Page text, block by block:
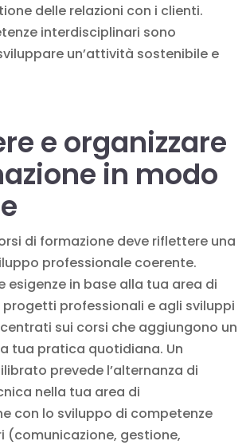
delle relazioni con i clienti.
interdisciplinari sono
un’attività sostenibile e
e organizzare
in modo
di formazione deve riflettere una
professionale coerente.
esigenze in base alla tua area di
professionali e agli sviluppi
sui corsi che aggiungono un
tua pratica quotidiana. Un
prevede l’alternanza di
nella tua area di
con lo sviluppo di competenze
(comunicazione, gestione,